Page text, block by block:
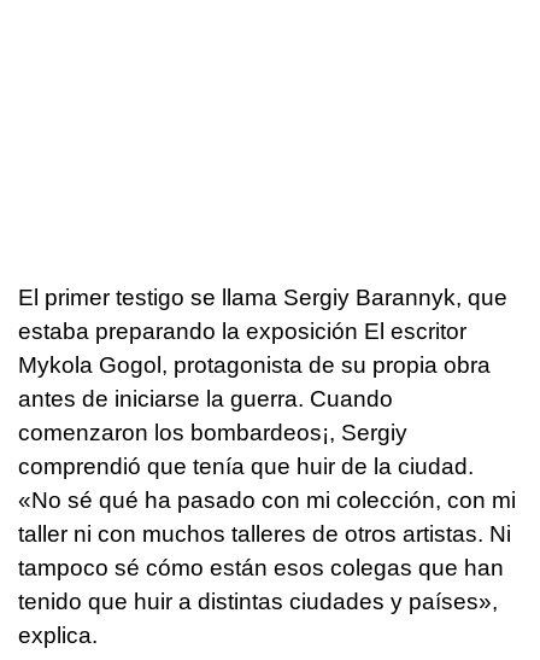
El primer testigo se llama Sergiy Barannyk, que
estaba preparando la exposición El escritor
Mykola Gogol, protagonista de su propia obra
antes de iniciarse la guerra. Cuando
comenzaron los bombardeos¡, Sergiy
comprendió que tenía que huir de la ciudad.
«No sé qué ha pasado con mi colección, con mi
taller ni con muchos talleres de otros artistas. Ni
tampoco sé cómo están esos colegas que han
tenido que huir a distintas ciudades y países»,
explica.